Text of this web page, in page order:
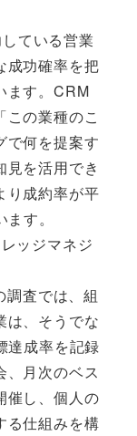
ている営業
成功確率を把
ます。CRM
この業種のこ
で何を提案す
見を活用でき
り成約率が平
す。
ッジマネジ
査では、組
は、そうでな
達成率を記録
、月次のベス
催し、個人の
る仕組みを構